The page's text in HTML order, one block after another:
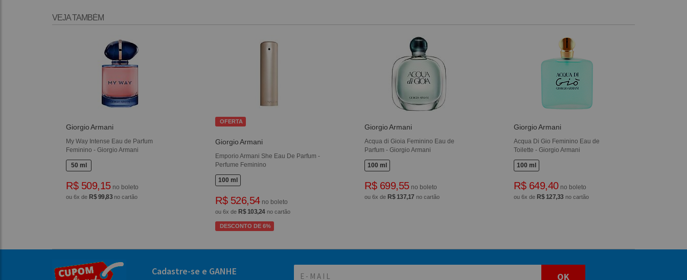
VEJA TAMBÉM
Giorgio Armani
My Way Intense Eau de Parfum
Feminino - Giorgio Armani
50 ml
R$ 509,15no boleto
ou 6x de R$ 99,83 no cartão
OFERTA
Giorgio Armani
Emporio Armani She Eau De Parfum -
Perfume Feminino
100 ml
R$ 526,54no boleto
ou 6x de R$ 103,24no cartão
DESCONTO DE 6%
Giorgio Armani
Acqua di Gioia Feminino Eau de
Parfum - Giorgio Armani
100 ml
R$ 699,55no boleto
ou 6x de R$ 137,17 no cartão
Giorgio Armani
Acqua Di Gio Feminino Eau de
Toilette - Giorgio Armani
100 ml
R$ 649,40no boleto
ou 6x de R$ 127,33 no cartão
Cadastre-se e GANHE
OK